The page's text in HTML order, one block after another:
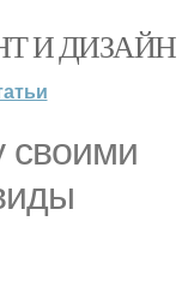
И ДИЗАЙН
своими